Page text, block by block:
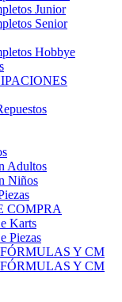
Senior
Hobbye
Adultos
Niños
COMPRA
Karts
Piezas
Y CM
Y CM